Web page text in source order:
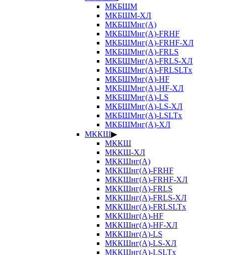
МКБШМ
МКБШМ-ХЛ
МКБШМнг(А)
МКБШМнг(А)-FRHF
МКБШМнг(А)-FRHF-ХЛ
МКБШМнг(А)-FRLS
МКБШМнг(А)-FRLS-ХЛ
МКБШМнг(А)-FRLSLTx
МКБШМнг(А)-HF
МКБШМнг(А)-HF-ХЛ
МКБШМнг(А)-LS
МКБШМнг(А)-LS-ХЛ
МКБШМнг(А)-LSLTx
МКБШМнг(А)-ХЛ
МККШ▶
МККШ
МККШ-ХЛ
МККШнг(А)
МККШнг(А)-FRHF
МККШнг(А)-FRHF-ХЛ
МККШнг(А)-FRLS
МККШнг(А)-FRLS-ХЛ
МККШнг(А)-FRLSLTx
МККШнг(А)-HF
МККШнг(А)-HF-ХЛ
МККШнг(А)-LS
МККШнг(А)-LS-ХЛ
МККШнг(А)-LSLTx